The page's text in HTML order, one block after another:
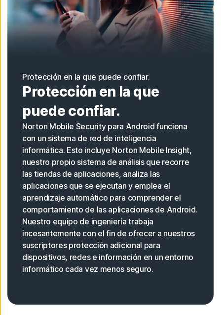
Protección en la que puede confiar.
Protección en la que
puede confiar.
Norton Mobile Security para Android funciona
con un sistema de red de inteligencia
informática. Esto incluye Norton Mobile Insight,
nuestro propio sistema de análisis que recorre
las tiendas de aplicaciones, analiza las
aplicaciones que se ejecutan y emplea el
aprendizaje automático para comprender el
comportamiento de las aplicaciones de Android.
Nuestro equipo de ingeniería trabaja
incesantemente con el fin de ofrecer a nuestros
suscriptores protección adicional para
dispositivos, redes e información en un entorno
informático cada vez menos seguro.